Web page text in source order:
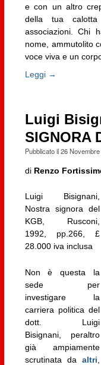
e con un altro
della tua
associazioni. Chi
nome, ammutolito
voce viva e un
Leggi →
Luigi
SIGNORA
Pubblicato il26
di Renzo
Luigi Bisignani,
Nostra signora del
KGB, Rusconi,
1992, pp.266, £
28.000 iva inclusa
Non è questa la
sede per
investigare la
carriera politica del
dott. Luigi
Bisignani, peraltro
già ampiamente
scrutinata da altri